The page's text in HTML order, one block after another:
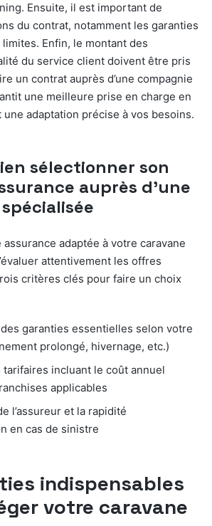
Ensuite, il est important de
du contrat, notamment les garanties
Enfin, le montant des
du service client doivent être pris
un contrat auprès d’une compagnie
une meilleure prise en charge en
adaptation précise à vos besoins.
sélectionner son
auprès d’une
adaptée à votre caravane
attentivement les offres
critères clés pour faire un choix
garanties essentielles selon votre
prolongé, hivernage, etc.)
tarifaires incluant le coût annuel
applicables
l’assureur et la rapidité
en cas de sinistre
indispensables
votre caravane